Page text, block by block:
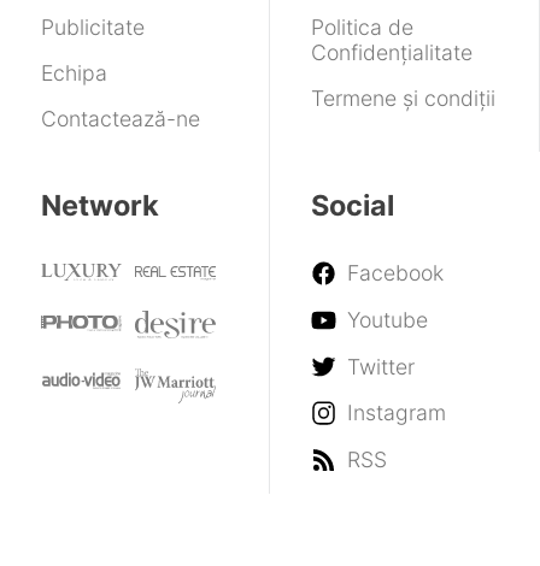
Publicitate
Echipa
Contactează-ne
Politica de
Confidențialitate
Termene și condiții
Network Social
Facebook
Youtube
Twitter
Instagram
RSS